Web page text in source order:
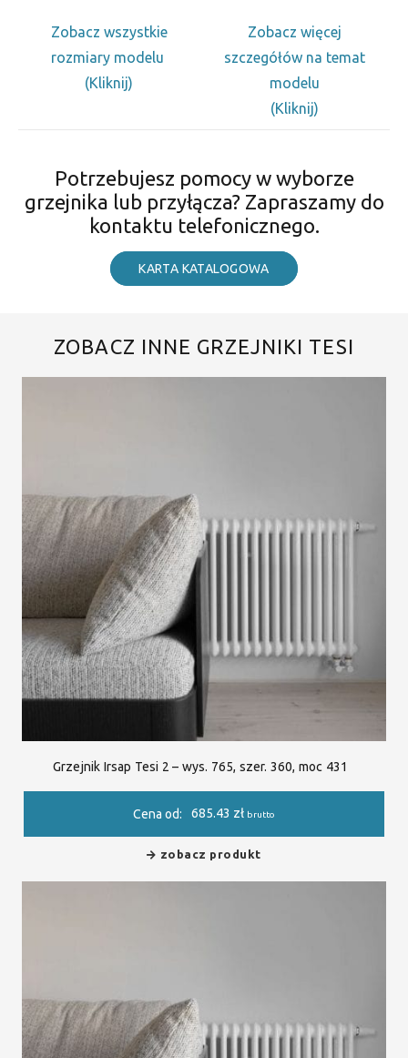
Zobacz wszystkie
rozmiary modelu
(Kliknij)
Zobacz więcej
szczegółów na temat
modelu
(Kliknij)
Potrzebujesz pomocy w wyborze
grzejnika lub przyłącza? Zapraszamy do
kontaktu telefonicznego.
KARTA KATALOGOWA
ZOBACZ INNE GRZEJNIKI TESI
Grzejnik Irsap Tesi 2 – wys. 765, szer. 360, moc 431
Cena od: 685.43 zł brutto
zobacz produkt